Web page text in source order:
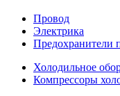
Провод
Электрика
Холодильное
Компрессоры